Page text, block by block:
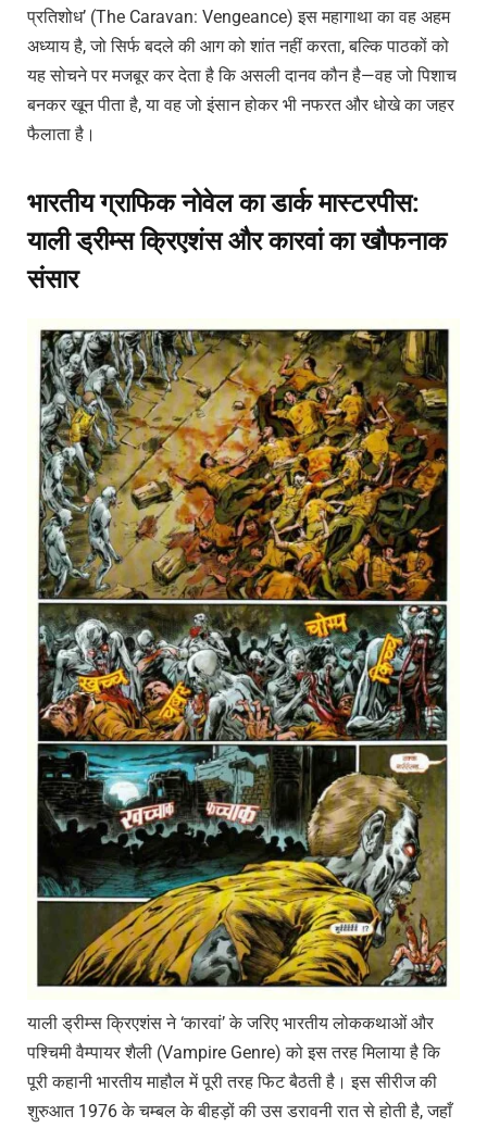
प्रतिशोध’ (The Caravan: Vengeance) इस महागाथा का वह अहम
अध्याय है, जो सिर्फ बदले की आग को शांत नहीं करता, बल्कि पाठकों को
यह सोचने पर मजबूर कर देता है कि असली दानव कौन है—वह जो पिशाच
बनकर खून पीता है, या वह जो इंसान होकर भी नफरत और धोखे का जहर
फैलाता है।
भारतीय ग्राफिक नोवेल का डार्क मास्टरपीस:
याली ड्रीम्स क्रिएशंस और कारवां का खौफनाक
संसार
याली ड्रीम्स क्रिएशंस ने ‘कारवां’ के जरिए भारतीय लोककथाओं और
पश्चिमी वैम्पायर शैली (Vampire Genre) को इस तरह मिलाया है कि
पूरी कहानी भारतीय माहौल में पूरी तरह फिट बैठती है। इस सीरीज की
शुरुआत 1976 के चम्बल के बीहड़ों की उस डरावनी रात से होती है, जहाँ